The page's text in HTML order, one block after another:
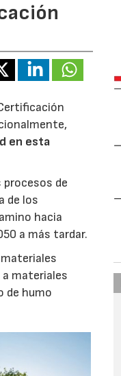
en esta
de
de los
hacia
a más tardar.
materiales
de humo